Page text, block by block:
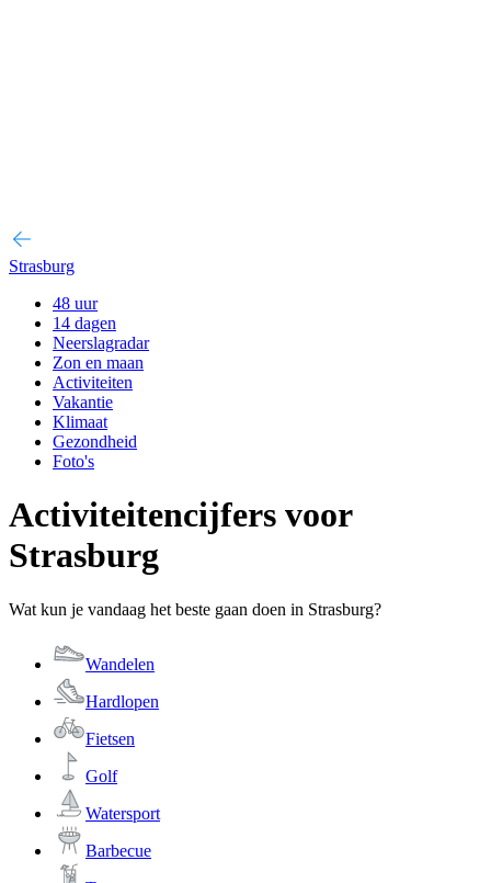
Strasburg
48 uur
14 dagen
Neerslagradar
Zon en maan
Activiteiten
Vakantie
Klimaat
Gezondheid
Foto's
Activiteitencijfers voor
Strasburg
Wat kun je vandaag het beste gaan doen in Strasburg?
Wandelen
Hardlopen
Fietsen
Golf
Watersport
Barbecue